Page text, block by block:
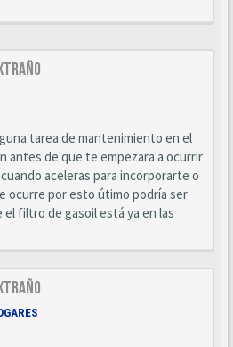
tarea de mantenimiento en el
antes de que te empezara a ocurrir
aceleras para incorporarte o
ocurre por esto útimo podría ser
filtro de gasoil está ya en las